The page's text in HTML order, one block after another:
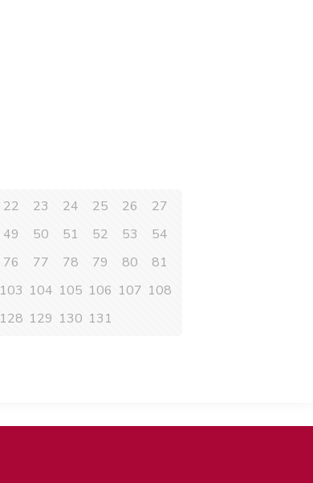
22 23 24 25 26
27
49 50 51 52 53
54
76 77 78 79 80
81
103 104 105 106 107 108
128 129 130 131